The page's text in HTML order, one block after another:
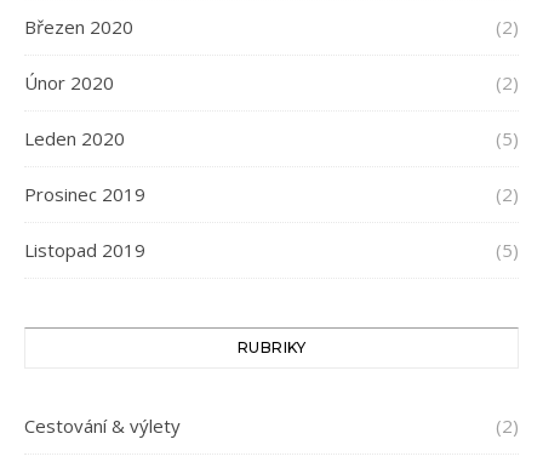
Březen 2020 (2)
Únor 2020 (2)
Leden 2020 (5)
Prosinec 2019 (2)
Listopad 2019 (5)
RUBRIKY
Cestování & výlety (2)